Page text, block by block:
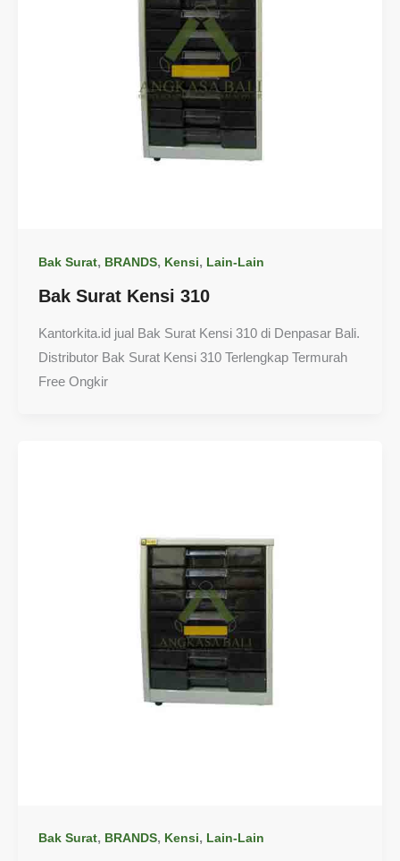
Bak Surat, BRANDS, Kensi, Lain-Lain
Bak Surat Kensi 310
Kantorkita.id jual Bak Surat Kensi 310 di Denpasar Bali.
Distributor Bak Surat Kensi 310 Terlengkap Termurah
Free Ongkir
Bak Surat, BRANDS, Kensi, Lain-Lain